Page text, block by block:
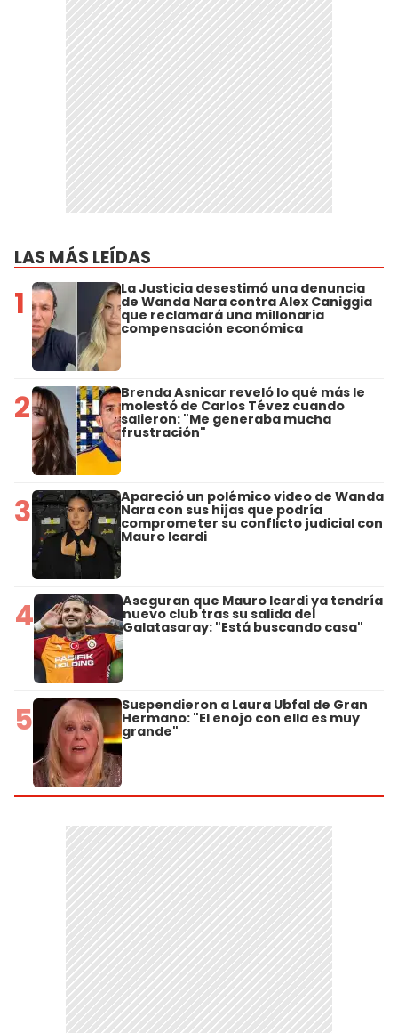
LAS MÁS LEÍDAS
1 La Justicia desestimó una denuncia
de Wanda Nara contra Alex Caniggia
que reclamará una millonaria
compensación económica
2 Brenda Asnicar reveló lo qué más le
molestó de Carlos Tévez cuando
salieron: "Me generaba mucha
frustración"
3 Apareció un polémico video de Wanda
Nara con sus hijas que podría
comprometer su conflicto judicial con
Mauro Icardi
4 Aseguran que Mauro Icardi ya tendría
nuevo club tras su salida del
Galatasaray: "Está buscando casa"
5 Suspendieron a Laura Ubfal de Gran
Hermano: "El enojo con ella es muy
grande"